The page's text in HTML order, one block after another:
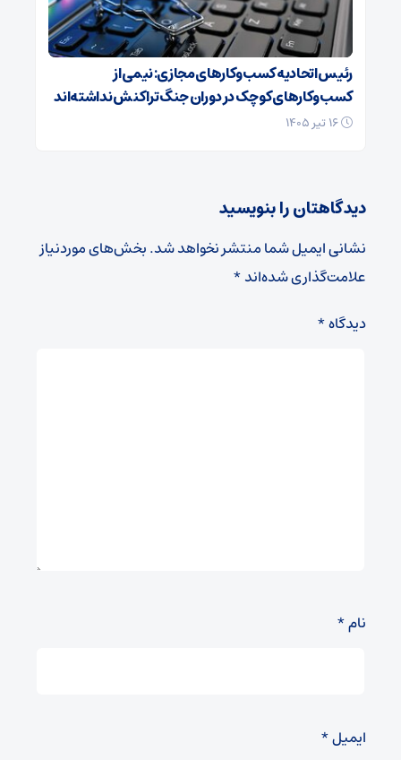
رئیس اتحادیه کسب‌وکارهای مجازی: نیمی از
کسب‌وکارهای کوچک در دوران جنگ‌ تراکنش نداشته‌اند
دیدگاهتان را بنویسید
نشانی ایمیل شما منتشر نخواهد شد.بخش‌های موردنیاز
علامت‌گذاری شده‌اند*
دیدگاه*
نام*
ایمیل*